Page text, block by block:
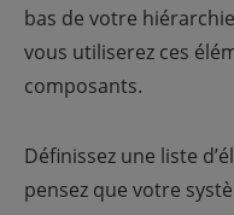
bas de votre
vous utiliserez ces
composants.
Définissez une liste
pensez que votre